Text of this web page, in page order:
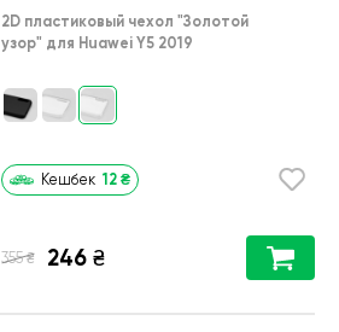
2D пластиковый чехол "Золотой
узор" для Huawei Y5 2019
Кешбек 12 ₴
355 ₴ 246 ₴